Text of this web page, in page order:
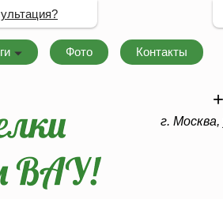
Фото Контакты
г.